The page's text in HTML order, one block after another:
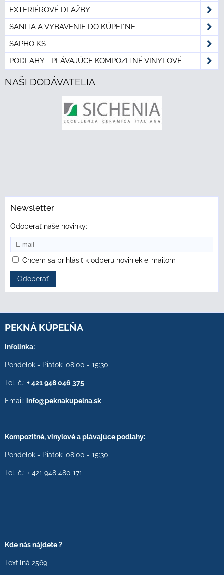
EXTERIÉROVÉ DLAŽBY
SANITA A VYBAVENIE DO KÚPEĽNE
SAPHO KS
PODLAHY - PLÁVAJÚCE KOMPOZITNÉ VINYLOVÉ
NAŠI DODÁVATELIA
Newsletter
Odoberať naše novinky:
Chcem sa prihlásiť k odberu noviniek e-mailom
Odoberať
PEKNÁ KÚPEĽŇA
Infolinka:
Pondelok - Piatok: 08:00 - 15:30
Tel. č.: + 421 948 046 375
Email: info@peknakupelna.sk
Kompozitné, vinylové a plávajúce podlahy:
Pondelok - Piatok: 08:00 - 15:30
Tel. č.: + 421 948 480 171
Kde nás nájdete ?
Textilná 2569